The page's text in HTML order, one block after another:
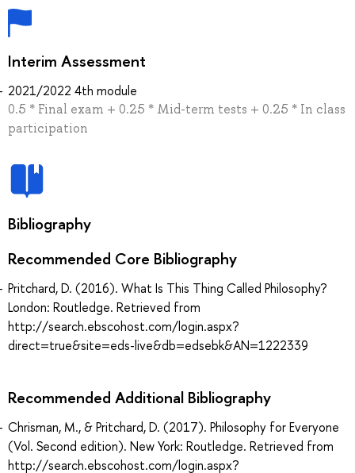
Interim Assessment
2021/2022 4th module
0.5 * Final exam + 0.25 * Mid-term tests + 0.25 * In class
participation
Bibliography
Recommended Core Bibliography
Pritchard, D. (2016). What Is This Thing Called Philosophy?
London: Routledge. Retrieved from
http://search.ebscohost.com/login.aspx?
direct=true&site=eds-live&db=edsebk&AN=1222339
Recommended Additional Bibliography
Chrisman, M., & Pritchard, D. (2017). Philosophy for Everyone
(Vol. Second edition). New York: Routledge. Retrieved from
http://search.ebscohost.com/login.aspx?